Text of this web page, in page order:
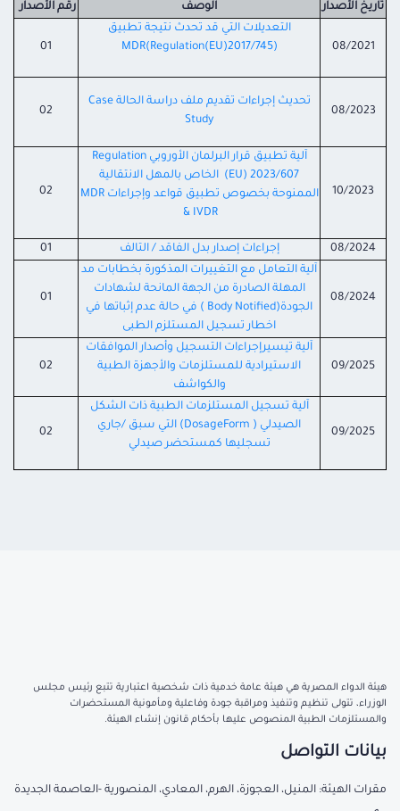
تاريخ الأصدار الوصف رقم الأصدار
08/2021
التعديلات التي قد تحدث نتيجة تطبيق
MDR(Regulation(EU)2017/745)
01
08/2023
تحديث إجراءات تقديم ملف دراسة الحالة Case
Study
02
10/2023
آلية تطبيق قرار البرلمان الأوروبي Regulation
(EU) 2023/607 الخاص بالمهل الانتقالية
الممنوحة بخصوص تطبيق قواعد وإجراءات MDR
& IVDR
02
08/2024 إجراءات إصدار بدل الفاقد / التالف 01
08/2024
آلية التعامل مع التغييرات المذكورة بخطابات مد
المهلة الصادرة من الجهة المانحة لشهادات
الجودة(Body Notified ) في حالة عدم إثباتها في
اخطار تسجيل المستلزم الطبى
01
09/2025
آلية تيسيرإجراءات التسجيل وأصدار الموافقات
الاستيرادية للمستلزمات والأجهزة الطبية
والكواشف
02
09/2025
آلية تسجيل المستلزمات الطبية ذات الشكل
الصيدلي ( DosageForm) التي سبق /جاري
تسجليها كمستحضر صيدلي
02
هيئة الدواء المصرية هي هيئة عامة خدمية ذات شخصية اعتبارية تتبع رئيس مجلس
الوزراء، تتولى تنظيم وتنفيذ ومراقبة جودة وفاعلية ومأمونية المستحضرات
والمستلزمات الطبية المنصوص عليها بأحكام قانون إنشاء الهيئة.
بيانات التواصل
مقرات الهيئة: المنيل، العجوزة، الهرم، المعادي، المنصورية -العاصمة الجديدة